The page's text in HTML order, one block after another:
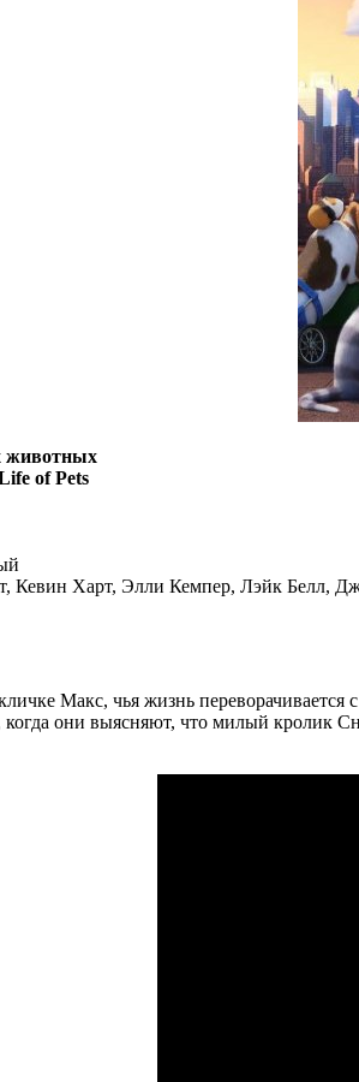
животных
of Pets
Кевин Харт, Элли Кемпер, Лэйк Белл,
Макс, чья жизнь
когда они выясняют, что милый